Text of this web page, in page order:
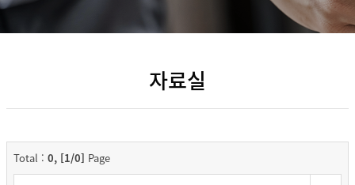
자료실
Total :0, [1/0] Page